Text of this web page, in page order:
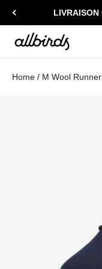
LIVRAISON
Allbirds
Home / M Wool